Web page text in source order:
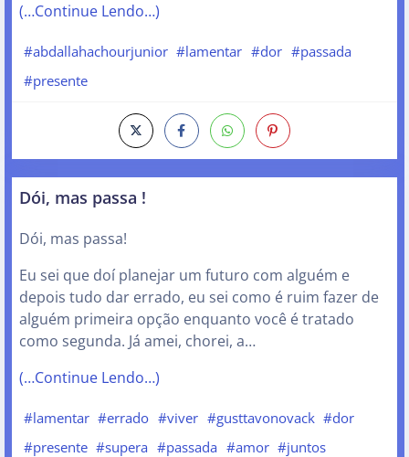
(…Continue Lendo…)
#abdallahachourjunior #lamentar #dor #passada
#presente
Dói, mas passa !
Dói, mas passa!
Eu sei que doí planejar um futuro com alguém e
depois tudo dar errado, eu sei como é ruim fazer de
alguém primeira opção enquanto você é tratado
como segunda. Já amei, chorei, a…
(…Continue Lendo…)
#lamentar #errado #viver #gusttavonovack #dor
#presente #supera #passada #amor #juntos